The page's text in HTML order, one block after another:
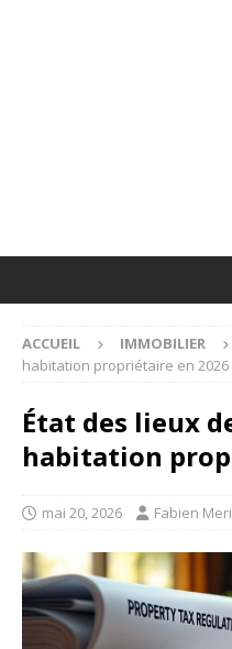
ACCUEIL IMMOBILIER
habitation propriétaire en 2026
État des lieux
habitation
mai 20, 2026 Fabien